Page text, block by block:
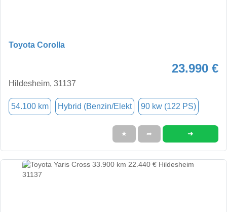
Toyota Corolla
23.990 €
Hildesheim, 31137
54.100 km Hybrid (Benzin/Elekt 90 kw (122 PS)
★ ➦ ➜